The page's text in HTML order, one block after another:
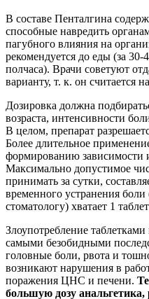
В составе Пенталгина
способные навредить
пагубного влияния на
рекомендуется до еды (за
полчаса). Врачи советуют
варианту, т. к. он считается
Дозировка должна
возраста, интенсивности
В целом, препарат
Более длительное
формированию зависимости
Максимально допустимое
принимать за сутки,
временного устранения
стоматологу) хватает 1
Злоупотребление
самыми безобидными
головные боли, рвота и
возникают нарушения в
поражения ЦНС и печени.
большую дозу